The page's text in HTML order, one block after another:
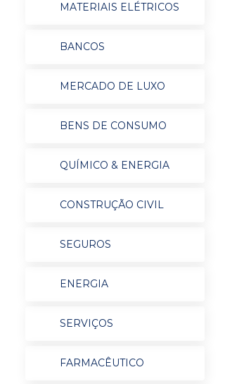
MATERIAIS ELÉTRICOS
BANCOS
MERCADO DE LUXO
BENS DE CONSUMO
QUÍMICO & ENERGIA
CONSTRUÇÃO CIVIL
SEGUROS
ENERGIA
SERVIÇOS
FARMACÊUTICO